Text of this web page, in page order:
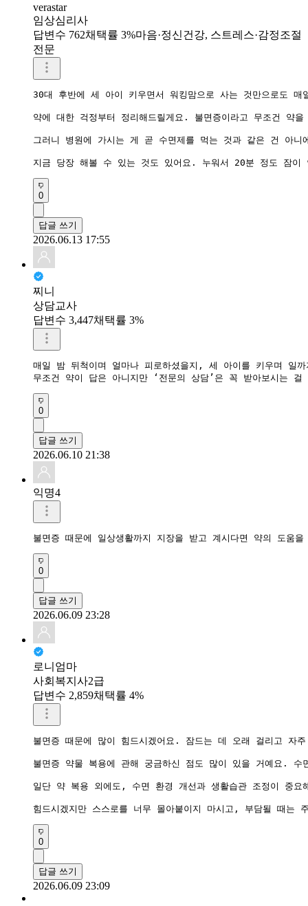
verastar
임상심리사
답변수 762채택률 3%마음·정신건강, 스트레스·감정조절
전문
30대 후반에 세 아이 키우면서 워킹맘으로 사는 것만으로도
약에 대한 걱정부터 정리해드릴게요. 불면증이라고 무조건
그러니 병원에 가시는 게 곧 수면제를 먹는 것과 같은 건 아
지금 당장 해볼 수 있는 것도 있어요. 누워서 20분 정도 잠이
0
답글 쓰기
2026.06.13 17:55
찌니
상담교사
답변수 3,447채택률 3%
매일 밤 뒤척이며 얼마나 피로하셨을지, 세 아이를 키우며 일
무조건 약이 답은 아니지만 ‘전문의 상담’은 꼭 받아보시는
0
답글 쓰기
2026.06.10 21:38
익명4
불면증 때문에 일상생활까지 지장을 받고 계시다면 약의 도움
0
답글 쓰기
2026.06.09 23:28
로니엄마
사회복지사2급
답변수 2,859채택률 4%
불면증 때문에 많이 힘드시겠어요. 잠드는 데 오래 걸리고 자
불면증 약물 복용에 관해 궁금하신 점도 많이 있을 거예요.
일단 약 복용 외에도, 수면 환경 개선과 생활습관 조정이 중
힘드시겠지만 스스로를 너무 몰아붙이지 마시고, 부담될 때
0
답글 쓰기
2026.06.09 23:09